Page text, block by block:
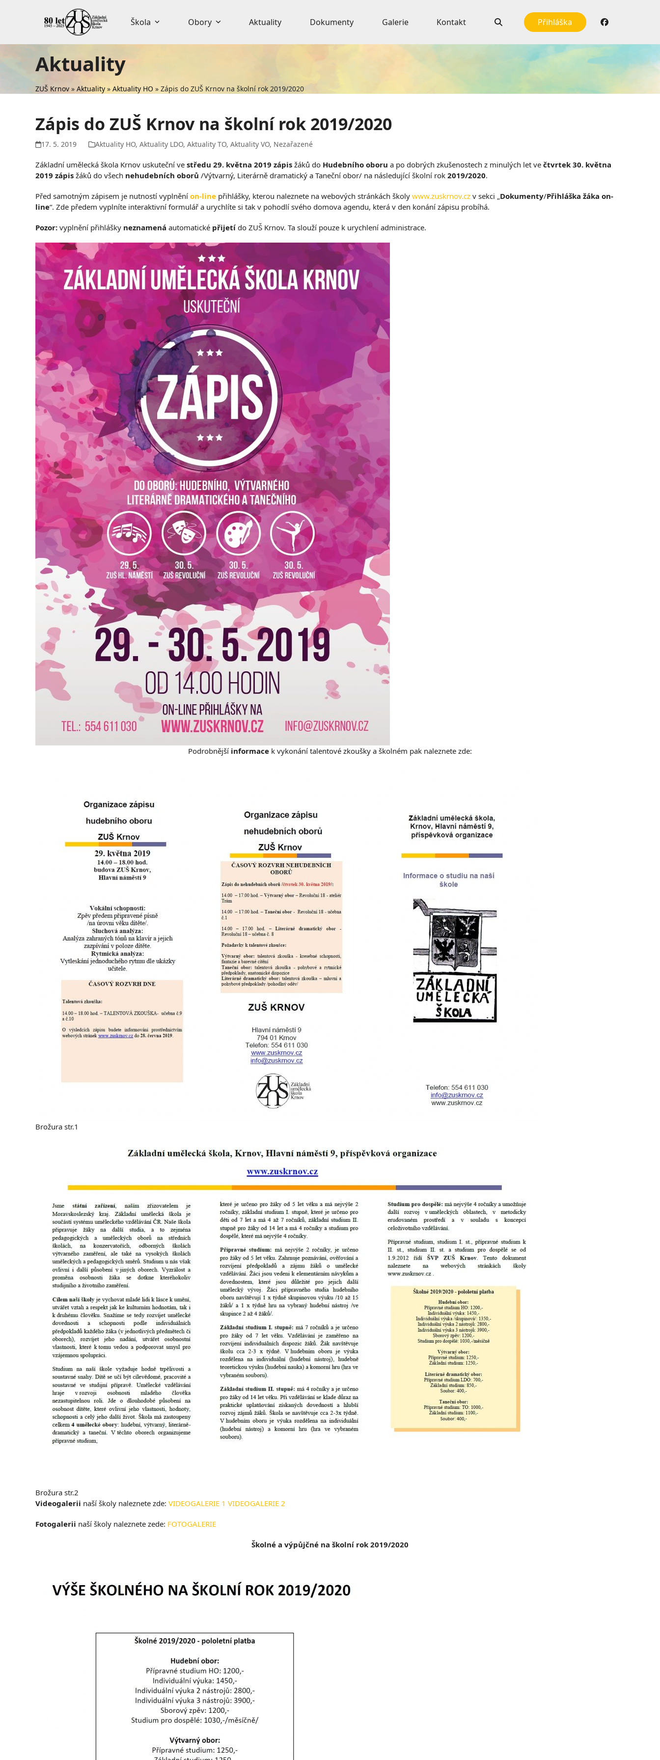
Škola Obory Aktuality Dokumenty Galerie Kontakt Přihláška
Aktuality
ZUŠ Krnov » Aktuality » Aktuality HO » Zápis do ZUŠ Krnov na školní rok 2019/2020
Zápis do ZUŠ Krnov na školní rok 2019/2020
17. 5. 2019 Aktuality HO,Aktuality LDO,Aktuality TO,Aktuality VO, Nezařazené
Základní umělecká škola Krnov uskuteční ve středu 29. května 2019 zápis žáků do Hudebního oboru a po dobrých zkušenostech z minulých let ve čtvrtek 30. května
2019 zápis žáků do všech nehudebních oborů /Výtvarný, Literárně dramatický a Taneční obor/ na následující školní rok 2019/2020.
Před samotným zápisem je nutností vyplnění on-line přihlášky, kterou naleznete na webových stránkách školy www.zuskrnov.cz v sekci „Dokumenty/Přihláška žáka on-
line“. Zde předem vyplníte interaktivní formulář a urychlíte si tak v pohodlí svého domova agendu, která v den konání zápisu probíhá.
Pozor: vyplnění přihlášky neznamená automatické přijetí do ZUŠ Krnov. Ta slouží pouze k urychlení administrace.
Podrobnější informace k vykonání talentové zkoušky a školném pak naleznete zde:
Brožura str.1
Brožura str.2
Videogalerii naší školy naleznete zde: VIDEOGALERIE 1 VIDEOGALERIE 2
Fotogalerii naší školy naleznete zede: FOTOGALERIE
Školné a výpůjčné na školní rok 2019/2020